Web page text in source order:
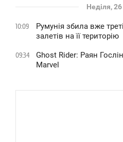
Неділя,
10:09
Румунія збила вже
залетів на її територію
09:34
Ghost Rider: Раян
Marvel